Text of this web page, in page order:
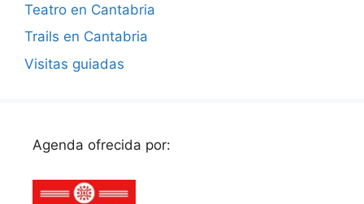
Teatro en Cantabria
Trails en Cantabria
Visitas guiadas
Agenda ofrecida por: